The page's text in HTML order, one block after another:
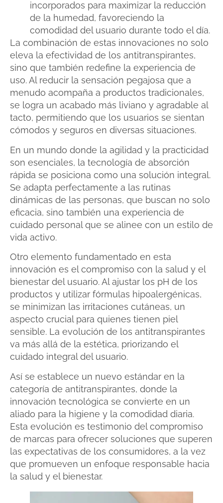
incorporados para maximizar la reducción
de la humedad, favoreciendo la
comodidad del usuario durante todo el día.
La combinación de estas innovaciones no solo
eleva la efectividad de los antitranspirantes,
sino que también redefine la experiencia de
uso. Al reducir la sensación pegajosa que a
menudo acompaña a productos tradicionales,
se logra un acabado más liviano y agradable al
tacto, permitiendo que los usuarios se sientan
cómodos y seguros en diversas situaciones.
En un mundo donde la agilidad y la practicidad
son esenciales, la tecnología de absorción
rápida se posiciona como una solución integral.
Se adapta perfectamente a las rutinas
dinámicas de las personas, que buscan no solo
eficacia, sino también una experiencia de
cuidado personal que se alinee con un estilo de
vida activo.
Otro elemento fundamentado en esta
innovación es el compromiso con la salud y el
bienestar del usuario. Al ajustar los pH de los
productos y utilizar fórmulas hipoalergénicas,
se minimizan las irritaciones cutáneas, un
aspecto crucial para quienes tienen piel
sensible. La evolución de los antitranspirantes
va más allá de la estética, priorizando el
cuidado integral del usuario.
Así se establece un nuevo estándar en la
categoría de antitranspirantes, donde la
innovación tecnológica se convierte en un
aliado para la higiene y la comodidad diaria.
Esta evolución es testimonio del compromiso
de marcas para ofrecer soluciones que superen
las expectativas de los consumidores, a la vez
que promueven un enfoque responsable hacia
la salud y el bienestar.